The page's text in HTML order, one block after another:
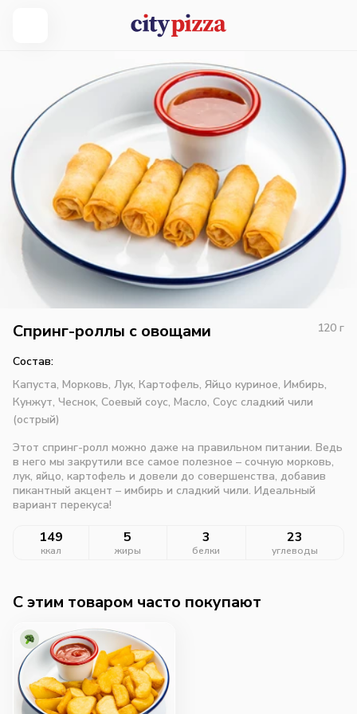
Спринг-роллы с овощами 120 г
Состав:
Капуста, Морковь, Лук, Картофель, Яйцо куриное, Имбирь,
Кунжут, Чеснок, Соевый соус, Масло, Соус сладкий чили
(острый)
Этот спринг-ролл можно даже на правильном питании. Ведь
в него мы закрутили все самое полезное – сочную морковь,
лук, яйцо, картофель и довели до совершенства, добавив
пикантный акцент – имбирь и сладкий чили. Идеальный
вариант перекуса!
149
ккал
5
жиры
3
белки
23
углеводы
C этим товаром часто покупают